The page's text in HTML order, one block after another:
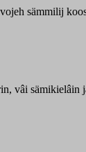
sämmilij
vâi